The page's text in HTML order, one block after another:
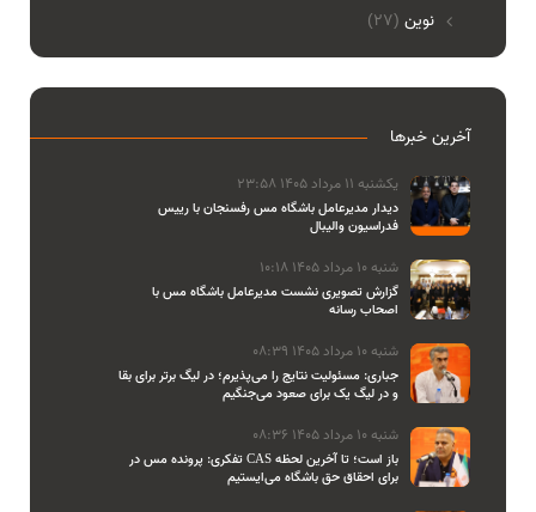
نوین (27)
آخرین خبرها
یکشنبه 11 مرداد 1405 23:58
دیدار مدیرعامل باشگاه مس رفسنجان با رییس
فدراسیون والیبال
شنبه 10 مرداد 1405 10:18
گزارش تصویری نشست مدیرعامل باشگاه مس با
اصحاب رسانه
شنبه 10 مرداد 1405 08:39
جباری: مسئولیت نتایج را می‌پذیرم؛ در لیگ برتر برای بقا
و در لیگ یک برای صعود می‌جنگیم
شنبه 10 مرداد 1405 08:36
تفکری: پرونده مس در CAS باز است؛ تا آخرین لحظه
برای احقاق حق باشگاه می‌ایستیم